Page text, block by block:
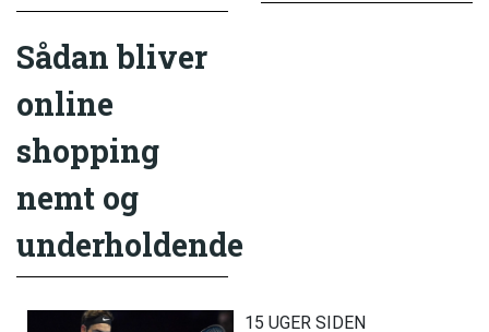
Sådan bliver
online
shopping
nemt og
underholdende
15 UGER SIDEN